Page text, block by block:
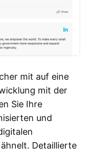
mit auf eine
mit der
Sie Ihre
und
Detaillierte